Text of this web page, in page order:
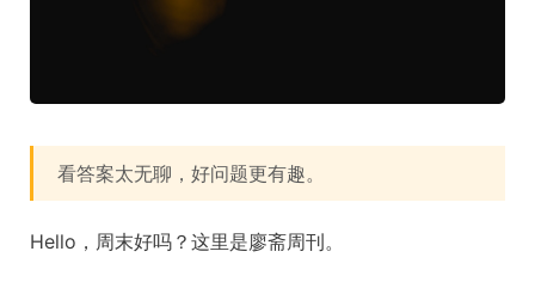
看答案太无聊，好问题更有趣。
Hello，周末好吗？这里是廖斋周刊。